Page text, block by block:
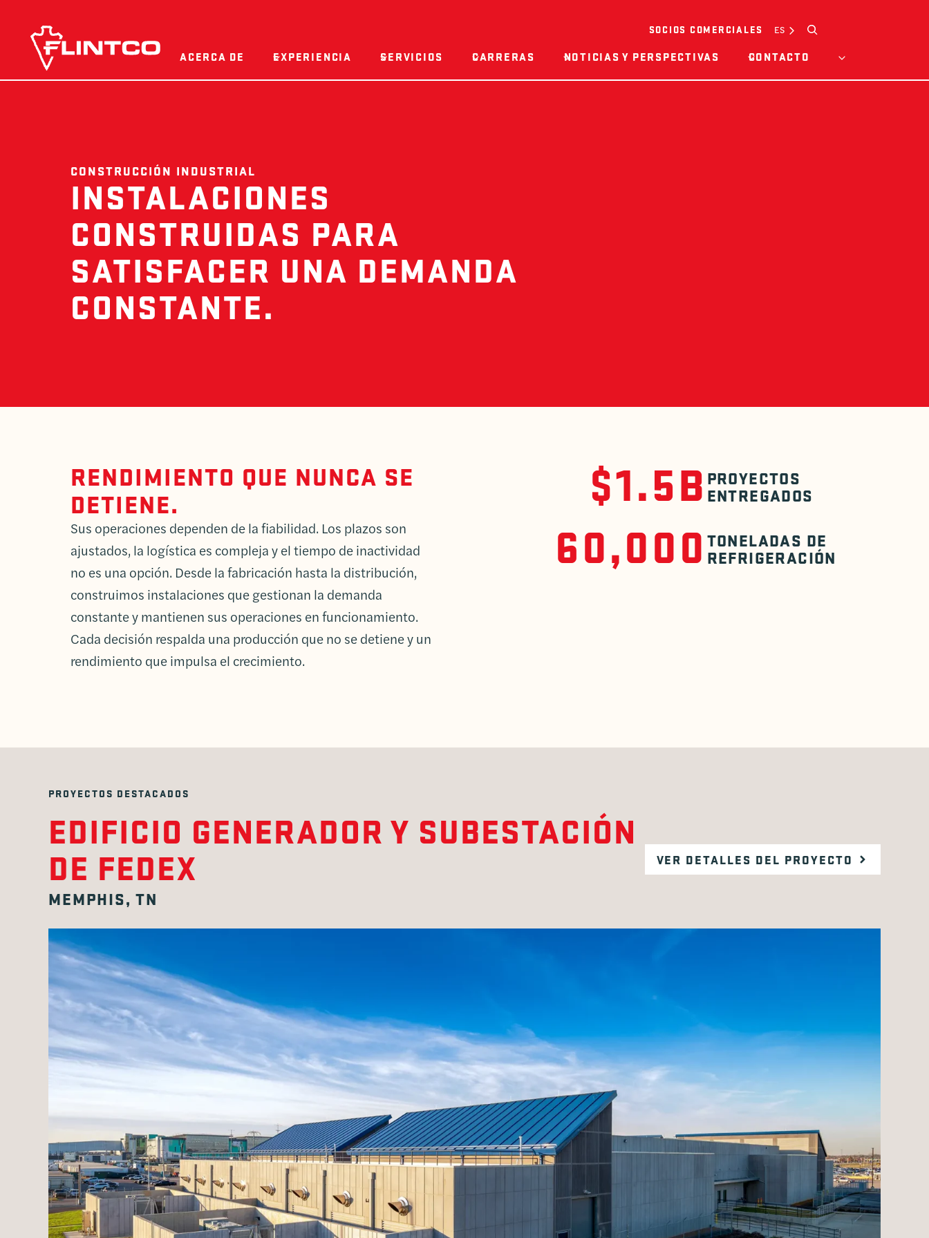
SOCIOS COMERCIALES ESBuscar
ACERCA DE EXPERIENCIA SERVICIOS CARRERAS NOTICIAS Y PERSPECTIVAS CONTACTO
CONSTRUCCIÓN INDUSTRIAL
INSTALACIONES
CONSTRUIDAS PARA
SATISFACER UNA DEMANDA
CONSTANTE.
RENDIMIENTO QUE NUNCA SE
DETIENE.
Sus operaciones dependen de la fiabilidad. Los plazos son
ajustados, la logística es compleja y el tiempo de inactividad
no es una opción. Desde la fabricación hasta la distribución,
construimos instalaciones que gestionan la demanda
constante y mantienen sus operaciones en funcionamiento.
Cada decisión respalda una producción que no se detiene y un
rendimiento que impulsa el crecimiento.
$1.5B PROYECTOS
ENTREGADOS
60,000 TONELADAS DE
REFRIGERACIÓN
PROYECTOS DESTACADOS
EDIFICIO GENERADOR Y SUBESTACIÓN
DE FEDEX
MEMPHIS, TN
VER DETALLES DEL PROYECTO